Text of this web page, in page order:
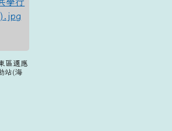
區適應
站(海